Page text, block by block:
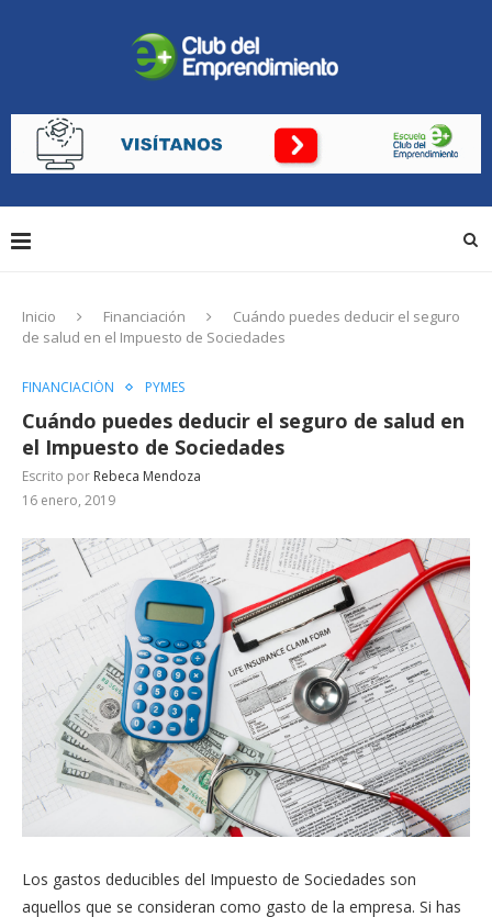
Inicio Financiación
Cuándo puedes deducir el seguro
de salud en el Impuesto de Sociedades
FINANCIACIÓN PYMES
Cuándo puedes deducir el seguro de salud en
el Impuesto de Sociedades
Escrito por Rebeca Mendoza
16 enero, 2019
Los gastos deducibles del Impuesto de Sociedades son
aquellos que se consideran como gasto de la empresa. Si has